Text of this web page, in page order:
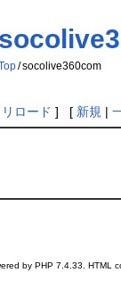
/socolive360com
リロード ] [ 新規 |
by PHP 7.4.33. HTML